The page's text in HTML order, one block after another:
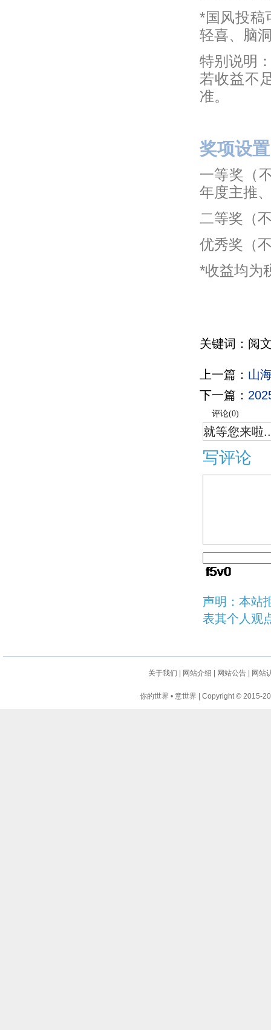
*国风投稿
轻喜、脑
特别说明
若收益不
准。
奖项设置
一等奖（
年度主推
二等奖（
优秀奖（
*收益均为
关键词：阅
上一篇： 山
下一篇：
评论(0)
就等您来啦
写评论
声明：本站
表其个人观
关于我们 网站介绍 网站公告 网站
你的世界 • 意世界 | Copyright © 2015-